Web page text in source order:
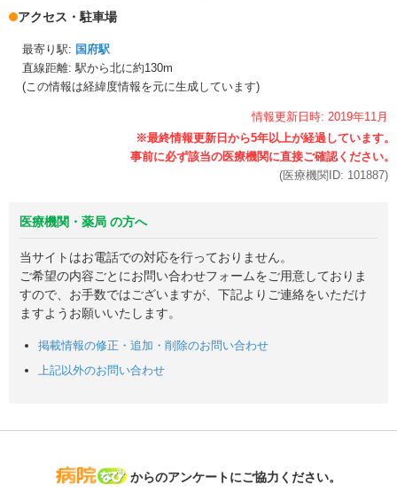
アクセス・駐車場
最寄り駅: 国府駅
直線距離: 駅から北に約130m
(この情報は経緯度情報を元に生成しています)
情報更新日時: 2019年11月
(医療機関ID: 101887)
医療機関・薬局 の方へ
当サイトはお電話での対応を行っておりません。
ご希望の内容ごとにお問い合わせフォームをご用意しておりま
すので、お手数ではございますが、下記よりご連絡をいただけ
ますようお願いいたします。
掲載情報の修正・追加・削除のお問い合わせ
上記以外のお問い合わせ
病院なび
からのアンケートにご協力ください。